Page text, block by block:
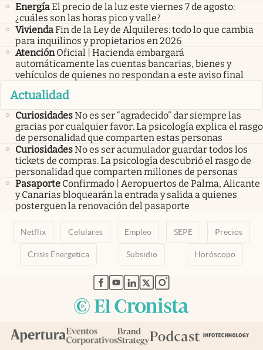
EnergíaEl precio de la luz este viernes 7 de agosto:
¿cuáles son las horas pico y valle?
ViviendaFin de la Ley de Alquileres: todo lo que cambia
para inquilinos y propietarios en 2026
Atención Oficial | Hacienda embargará
automáticamente las cuentas bancarias, bienes y
vehículos de quienes no respondan a este aviso final
Actualidad
CuriosidadesNo es ser “agradecido” dar siempre las
gracias por cualquier favor. La psicología explica el rasgo
de personalidad que comparten estas personas
CuriosidadesNo es ser acumulador guardar todos los
tickets de compras. La psicología descubrió el rasgo de
personalidad que comparten millones de personas
Pasaporte Confirmado | Aeropuertos de Palma, Alicante
y Canarias bloquearán la entrada y salida a quienes
posterguen la renovación del pasaporte
Netflix Celulares Empleo SEPE Precios
Crisis Energetica Subsidio Horóscopo
abre en nueva pestaña
abre en nueva pestaña
abre en nueva pestaña
abre en nueva pestaña
abre en nueva pestaña